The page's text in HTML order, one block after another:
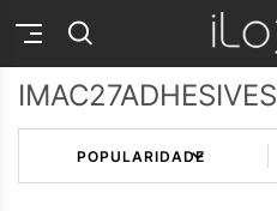
IMAC27ADHESIVES